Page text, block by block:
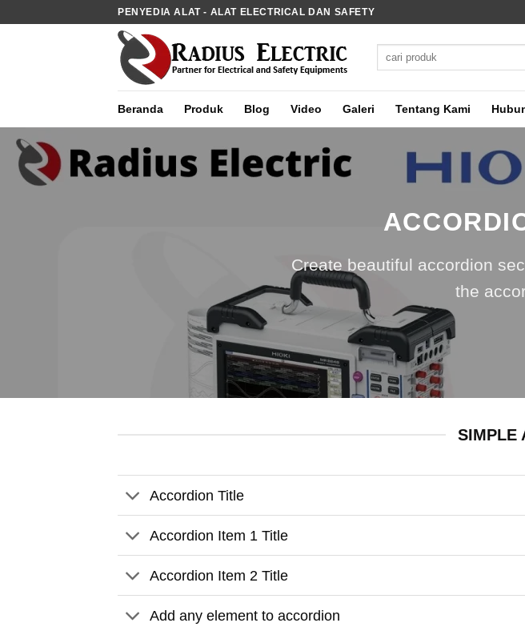
PENYEDIA ALAT - ALAT ELECTRICAL DAN SAFETY
Pencarian
Beranda Produk Blog Video Galeri Tentang Kami
Create beautiful accordion
the
SIMPLE
Accordion Title
Accordion Item 1 Title
Accordion Item 2 Title
Add any element to accordion